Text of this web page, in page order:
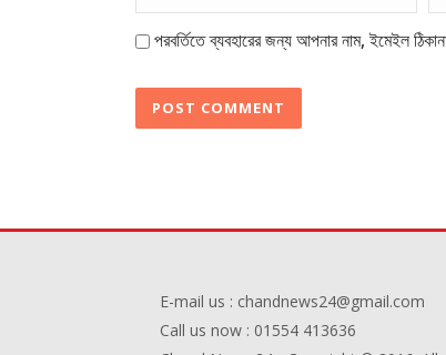
পরবর্তিতে ব্যবহারের জন্য আপনার নাম, ইমেইল
E-mail us : chandnews24@gmail.com
Call us now : 01554 413636